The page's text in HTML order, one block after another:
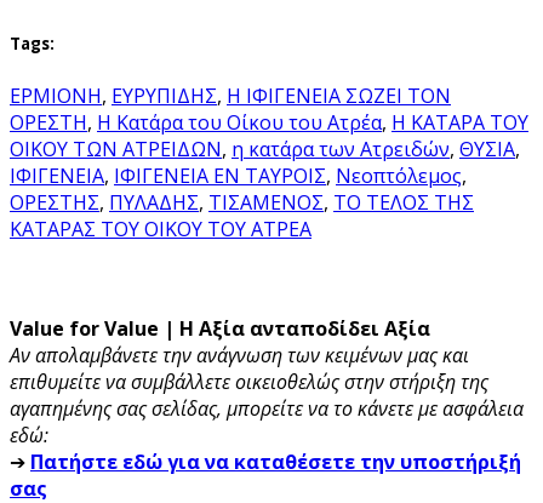
Tags:
ΕΡΜΙΟΝΗ, ΕΥΡΥΠΙΔΗΣ, Η ΙΦΙΓΕΝΕΙΑ ΣΩΖΕΙ ΤΟΝ
ΟΡΕΣΤΗ, Η Κατάρα του Οίκου του Ατρέα, Η ΚΑΤΑΡΑ ΤΟΥ
ΟΙΚΟΥ ΤΩΝ ΑΤΡΕΙΔΩΝ, η κατάρα των Ατρειδών, ΘΥΣΙΑ,
ΙΦΙΓΕΝΕΙΑ, ΙΦΙΓΕΝΕΙΑ ΕΝ ΤΑΥΡΟΙΣ, Νεοπτόλεμος,
ΟΡΕΣΤΗΣ, ΠΥΛΑΔΗΣ, ΤΙΣΑΜΕΝΟΣ, ΤΟ ΤΕΛΟΣ ΤΗΣ
ΚΑΤΑΡΑΣ ΤΟΥ ΟΙΚΟΥ ΤΟΥ ΑΤΡΕΑ
Value for Value | Η Αξία ανταποδίδει Αξία
Αν απολαμβάνετε την ανάγνωση των κειμένων μας και
επιθυμείτε να συμβάλλετε οικειοθελώς στην στήριξη της
αγαπημένης σας σελίδας, μπορείτε να το κάνετε με ασφάλεια
εδώ:
➔ Πατήστε εδώ για να καταθέσετε την υποστήριξή
σας